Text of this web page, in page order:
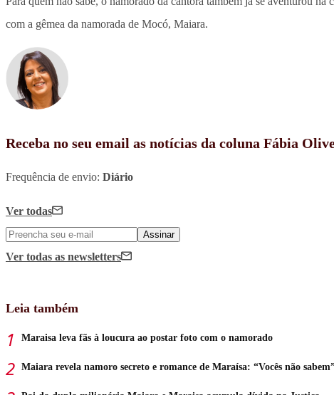
com a gêmea da namorada de Mocó, Maiara.
Receba no seu email as notícias da coluna Fábia
Frequência de envio: Diário
Ver todas
Assinar
Ver todas as newsletters
Leia também
Maraisa leva fãs à loucura ao postar foto com o namorado
Maiara revela namoro secreto e romance de Maraísa: “Vocês não